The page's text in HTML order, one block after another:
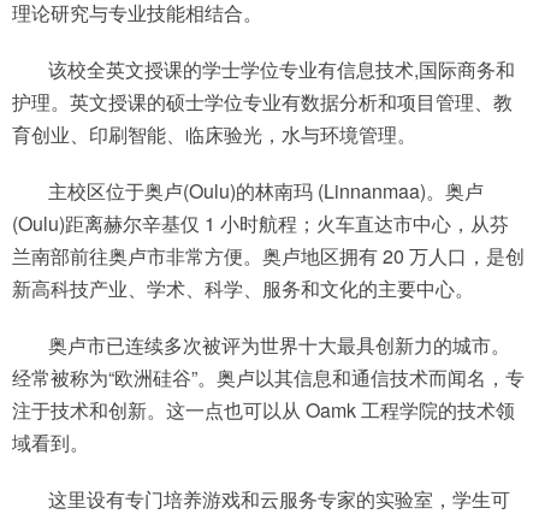
理论研究与专业技能相结合。
该校全英文授课的学士学位专业有信息技术,国际商务和
护理。英文授课的硕士学位专业有数据分析和项目管理、教
育创业、印刷智能、临床验光，水与环境管理。
主校区位于奥卢(Oulu)的林南玛 (Linnanmaa)。奥卢
(Oulu)距离赫尔辛基仅 1 小时航程；火车直达市中心，从芬
兰南部前往奥卢市非常方便。奥卢地区拥有 20 万人口，是创
新高科技产业、学术、科学、服务和文化的主要中心。
奥卢市已连续多次被评为世界十大最具创新力的城市。
经常被称为“欧洲硅谷”。奥卢以其信息和通信技术而闻名，专
注于技术和创新。这一点也可以从 Oamk 工程学院的技术领
域看到。
这里设有专门培养游戏和云服务专家的实验室，学生可